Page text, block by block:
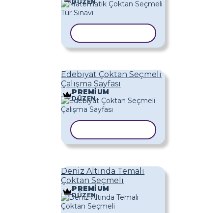
DÜZEN
Edebiyat Çoktan Seçmeli
Çalışma Sayfası
PREMIUM
DÜZEN
Deniz Altında Temalı
Çoktan Seçmeli
PREMIUM
DÜZEN